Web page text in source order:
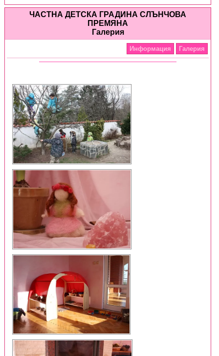
ЧАСТНА ДЕТСКА ГРАДИНА СЛЪНЧОВА
ПРЕМЯНА
Галерия
Информация Галерия